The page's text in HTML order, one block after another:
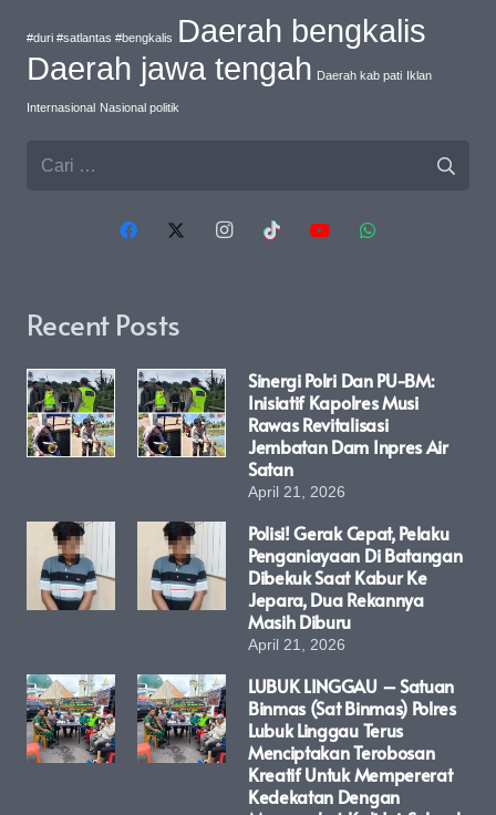
Recent Posts
Sinergi Polri Dan PU-BM:
Inisiatif Kapolres Musi
Rawas Revitalisasi
Jembatan Dam Inpres Air
Satan
April 21, 2026
Polisi! Gerak Cepat, Pelaku
Penganiayaan Di Batangan
Dibekuk Saat Kabur Ke
Jepara, Dua Rekannya
Masih Diburu
April 21, 2026
LUBUK LINGGAU – Satuan
Binmas (Sat Binmas) Polres
Lubuk Linggau Terus
Menciptakan Terobosan
Kreatif Untuk Mempererat
Kedekatan Dengan
#duri #satlantas #bengkalis Daerah bengkalis
Daerah jawa tengah Daerah kab pati Iklan
Internasional Nasional politik
Cari